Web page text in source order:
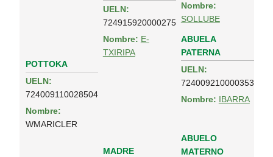
POTTOKA
UELN:
724009110028504
Nombre:
WMARICLER
UELN:
724915920000275
Nombre: E-
TXIRIPA
Nombre:
SOLLUBE
ABUELA
PATERNA
UELN:
724009210000353
Nombre: IBARRA
MADRE
ABUELO
MATERNO